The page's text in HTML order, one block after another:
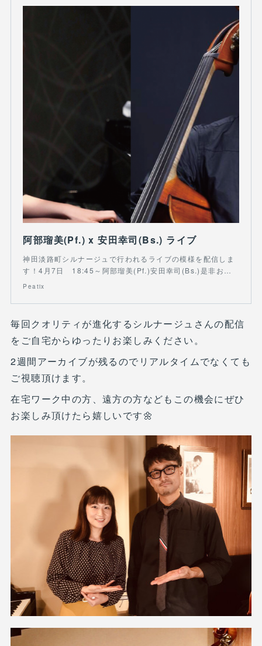
阿部瑠美(Pf.) x 安田幸司(Bs.) ライブ
神田淡路町シルナージュで行われるライブの模様を配信しま
す！4月7日 18:45～阿部瑠美(Pf.)安田幸司(Bs.)是非お…
Peatix
毎回クオリティが進化するシルナージュさんの配信
をご自宅からゆったりお楽しみください。
2週間アーカイブが残るのでリアルタイムでなくても
ご視聴頂けます。
在宅ワーク中の方、遠方の方などもこの機会にぜひ
お楽しみ頂けたら嬉しいです🌼